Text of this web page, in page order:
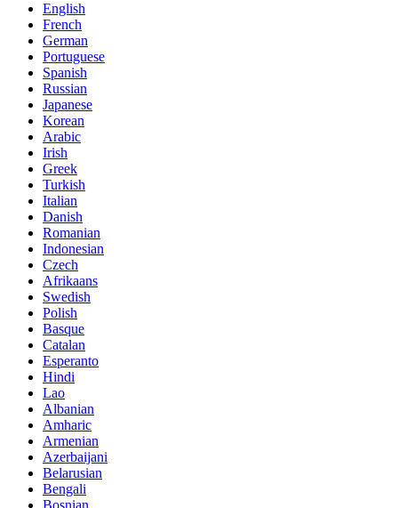
English
French
German
Portuguese
Spanish
Russian
Japanese
Korean
Arabic
Irish
Greek
Turkish
Italian
Danish
Romanian
Indonesian
Czech
Afrikaans
Swedish
Polish
Basque
Catalan
Esperanto
Hindi
Lao
Albanian
Amharic
Armenian
Azerbaijani
Belarusian
Bengali
Bosnian